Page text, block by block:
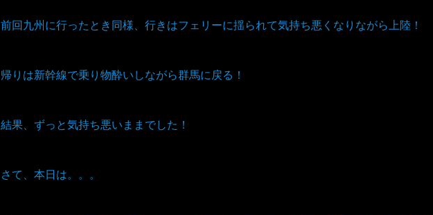
前回九州に行ったとき同様、行きはフェリーに揺られて気持ち悪くなりながら上陸！
帰りは新幹線で乗り物酔いしながら群馬に戻る！
結果、ずっと気持ち悪いままでした！
さて、本日は。。。